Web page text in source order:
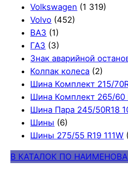
Volkswagen (1 319)
Volvo (452)
ВАЗ (1)
ГАЗ (3)
Знак аварийной
Колпак колеса (2)
Шина Комплект 215/
Шина Комплект 265/60
Шина Пара 245/50R18
Шины (6)
Шины 275/55 R19 111W
В КАТАЛОК ПО